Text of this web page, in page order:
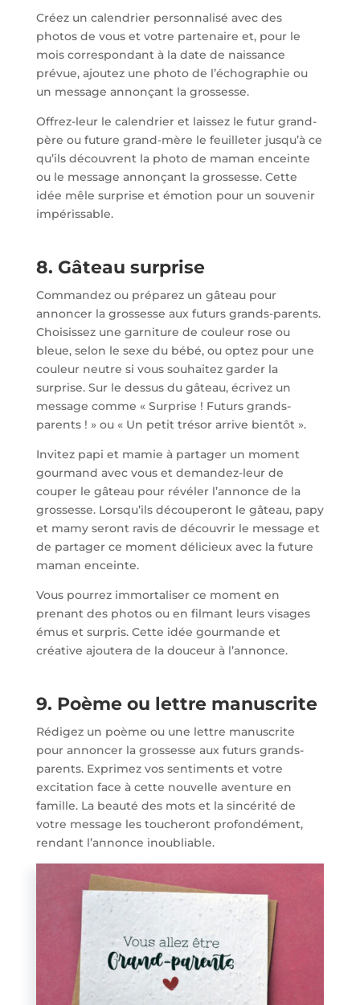
Créez un calendrier personnalisé avec des
photos de vous et votre partenaire et, pour le
mois correspondant à la date de naissance
prévue, ajoutez une photo de l’échographie ou
un message annonçant la grossesse.
Offrez-leur le calendrier et laissez le futur grand-
père ou future grand-mère le feuilleter jusqu’à ce
qu’ils découvrent la photo de maman enceinte
ou le message annonçant la grossesse. Cette
idée mêle surprise et émotion pour un souvenir
impérissable.
8. Gâteau surprise
Commandez ou préparez un gâteau pour
annoncer la grossesse aux futurs grands-parents.
Choisissez une garniture de couleur rose ou
bleue, selon le sexe du bébé, ou optez pour une
couleur neutre si vous souhaitez garder la
surprise. Sur le dessus du gâteau, écrivez un
message comme « Surprise ! Futurs grands-
parents ! » ou « Un petit trésor arrive bientôt ».
Invitez papi et mamie à partager un moment
gourmand avec vous et demandez-leur de
couper le gâteau pour révéler l’annonce de la
grossesse. Lorsqu’ils découperont le gâteau, papy
et mamy seront ravis de découvrir le message et
de partager ce moment délicieux avec la future
maman enceinte.
Vous pourrez immortaliser ce moment en
prenant des photos ou en filmant leurs visages
émus et surpris. Cette idée gourmande et
créative ajoutera de la douceur à l’annonce.
9. Poème ou lettre manuscrite
Rédigez un poème ou une lettre manuscrite
pour annoncer la grossesse aux futurs grands-
parents. Exprimez vos sentiments et votre
excitation face à cette nouvelle aventure en
famille. La beauté des mots et la sincérité de
votre message les toucheront profondément,
rendant l’annonce inoubliable.